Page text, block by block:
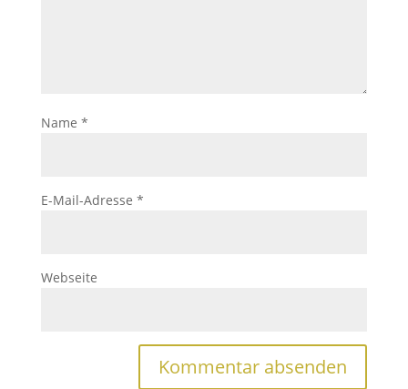
Name *
E-Mail-Adresse *
Webseite